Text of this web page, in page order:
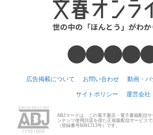
広告掲載について お問い合わせ 動画・バ
サイトポリシー 運営会社
ABJマークは、この電子書店・電子書籍配信
ンテンツ使用許諾を得た正規版配信サービス
（登録番号6091713号）です。